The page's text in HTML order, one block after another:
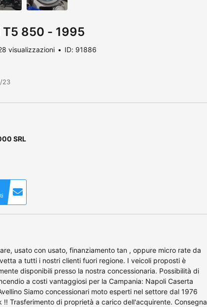
T5 850 - 1995
visualizzazioni ID: 91886
23
SRL
usato con usato, finanziamento tan , oppure micro rate da
a tutti i nostri clienti fuori regione. I veicoli proposti è
disponibili presso la nostra concessionaria. Possibilità di
a costi vantaggiosi per la Campania: Napoli Caserta
Siamo concessionari moto esperti nel settore dal 1976
!! Trasferimento di proprietà a carico dell'acquirente. Consegna